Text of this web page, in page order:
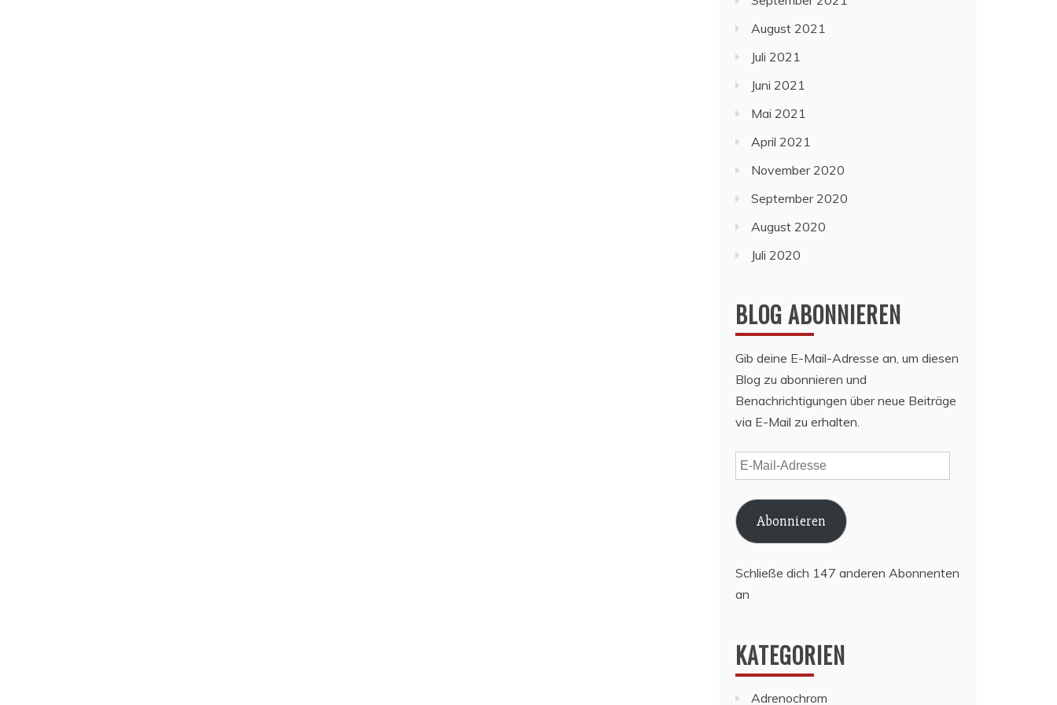
August 2021
Juli 2021
Juni 2021
Mai 2021
April 2021
November 2020
September 2020
August 2020
Juli 2020
BLOG ABONNIEREN
Gib deine E-Mail-Adresse an, um diesen
Blog zu abonnieren und
Benachrichtigungen über neue Beiträge
via E-Mail zu erhalten.
E-
Mail-
Adresse
Abonnieren
Schließe dich 147 anderen Abonnenten
an
KATEGORIEN
Adrenochrom